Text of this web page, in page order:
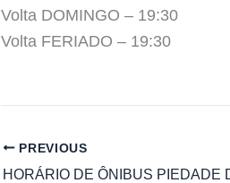
Volta DOMINGO – 19:30
Volta FERIADO – 19:30
PREVIOUS